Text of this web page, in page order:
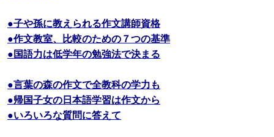
●子や孫に教えられる作文講師資格
●作文教室、比較のための７つの基準
●国語力は低学年の勉強法で決まる
●言葉の森の作文で全教科の学力も
●帰国子女の日本語学習は作文から
●いろいろな質問に答えて